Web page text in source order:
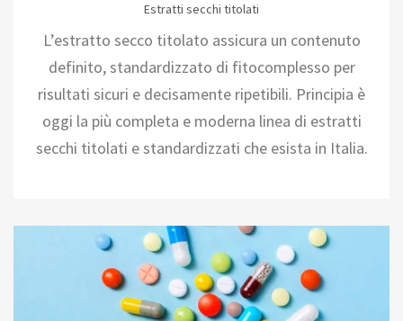
Estratti secchi titolati
L’estratto secco titolato assicura un contenuto
definito, standardizzato di fitocomplesso per
risultati sicuri e decisamente ripetibili. Principia è
oggi la più completa e moderna linea di estratti
secchi titolati e standardizzati che esista in Italia.